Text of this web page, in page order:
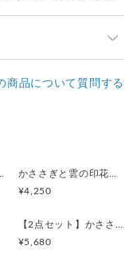
商品について質問する
¥4,250
¥5,680